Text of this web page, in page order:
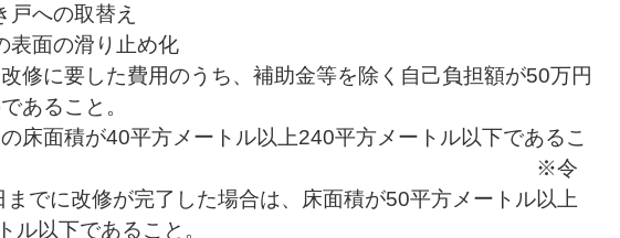
戸への取替え
表面の滑り止め化
修に要した費用のうち、補助金等を除く自己負担額が50万円
あること。
床面積が40平方メートル以上240平方メートル以下であるこ
。 ※令
でに改修が完了した場合は、床面積が50平方メートル以上
ル以下であること。